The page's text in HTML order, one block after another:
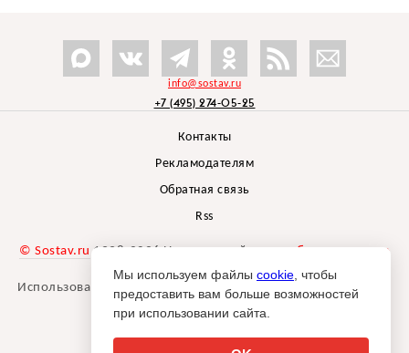
info@sostav.ru
+7 (495) 274-05-25
Контакты
Рекламодателям
Обратная связь
Rss
© Sostav.ru 1998-2026 Независимый проектбрендингового
агентства Depot
Использование материалов Sostav.ru допустимо только при
указании источника.
Мы используем файлы cookie , чтобы
предоставить вам больше возможностей
при использовании сайта.